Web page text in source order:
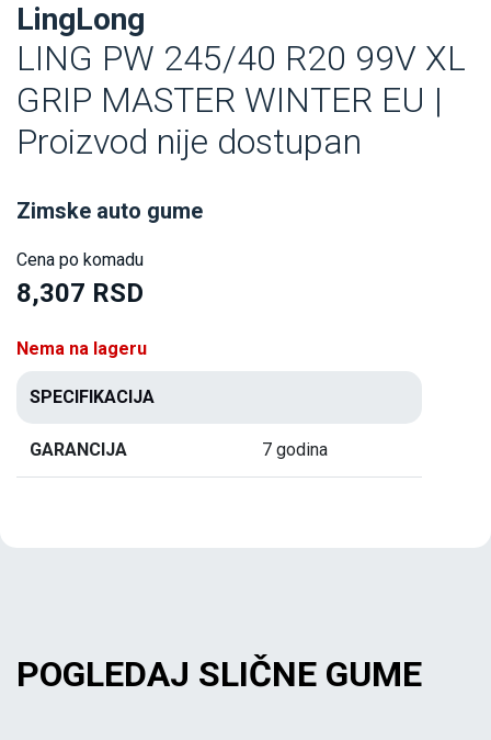
LingLong
LING PW 245/40 R20 99V XL
GRIP MASTER WINTER EU |
Proizvod nije dostupan
Zimske auto gume
Cena po komadu
8,307 RSD
Nema na lageru
SPECIFIKACIJA
GARANCIJA 7 godina
POGLEDAJ SLIČNE GUME